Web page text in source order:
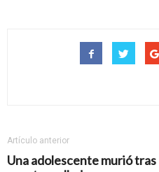
Artículo anterior
Una adolescente murió tras